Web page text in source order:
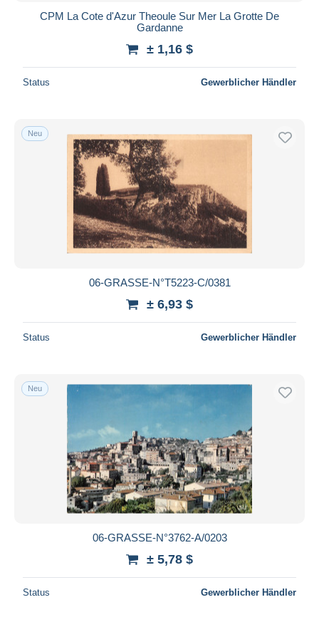
CPM La Cote d'Azur Theoule Sur Mer La Grotte De
Gardanne
± 1,16 $
Status Gewerblicher Händler
Neu
06-GRASSE-N°T5223-C/0381
± 6,93 $
Status Gewerblicher Händler
Neu
06-GRASSE-N°3762-A/0203
± 5,78 $
Status Gewerblicher Händler